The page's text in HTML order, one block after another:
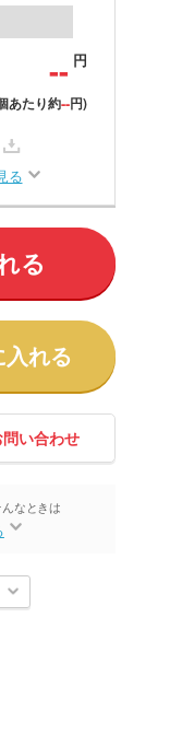
-- 円
あたり約--円)
る
る
れる
問い合わせ
なときは